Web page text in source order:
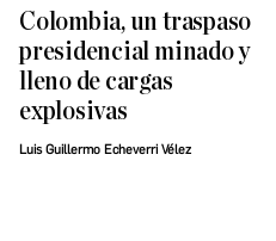
Colombia, un traspaso
presidencial minado y
lleno de cargas
explosivas
Luis Guillermo Echeverri Vélez